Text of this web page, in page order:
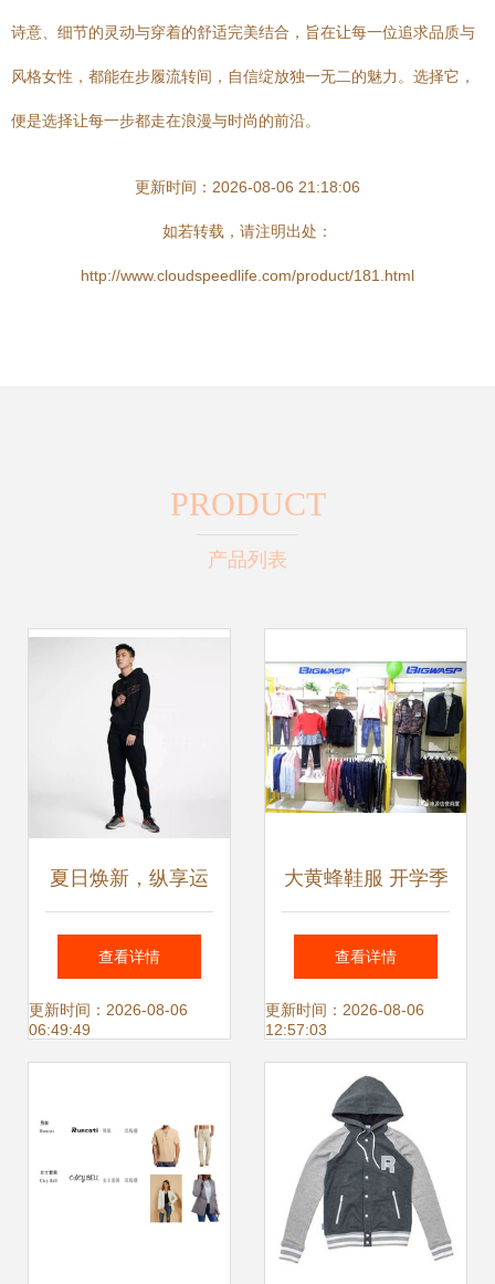
诗意、细节的灵动与穿着的舒适完美结合，旨在让每一位追求品质与
风格女性，都能在步履流转间，自信绽放独一无二的魅力。选择它，
便是选择让每一步都走在浪漫与时尚的前沿。
更新时间：2026-08-06 21:18:06
如若转载，请注明出处：
http://www.cloudspeedlife.com/product/181.html
PRODUCT
产品列表
夏日焕新，纵享运
动风尚 耐克鞋服全
场低至6.8折，夏季
查看详情
更新时间：2026-08-06
06:49:49
大黄蜂鞋服 开学季
的潮流风潮，如何
引领学生新风尚
查看详情
更新时间：2026-08-06
12:57:03